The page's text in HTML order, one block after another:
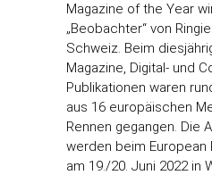
Magazine of the Year
„Beobachter“ von
Schweiz. Beim
Magazine, Digital- und
Publikationen waren
aus 16 europäischen
Rennen gegangen. Die
werden beim European
am 19./20. Juni 2022 in